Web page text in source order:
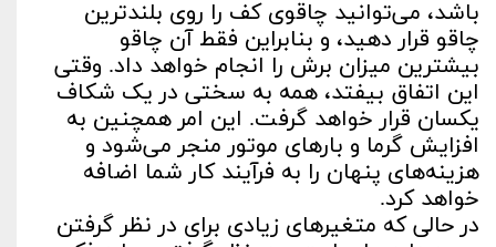
باشد، می‌توانید چاقوی کف را روی بلندترین
چاقو قرار دهید، و بنابراین فقط آن چاقو
بیشترین میزان برش را انجام خواهد داد. وقتی
این اتفاق بیفتد، همه به سختی در یک شکاف
یکسان قرار خواهد گرفت. این امر همچنین به
افزایش گرما و بارهای موتور منجر می‌شود و
هزینه‌های پنهان را به فرآیند کار شما اضافه
خواهد کرد.
در حالی که متغیرهای زیادی برای در نظر گرفتن